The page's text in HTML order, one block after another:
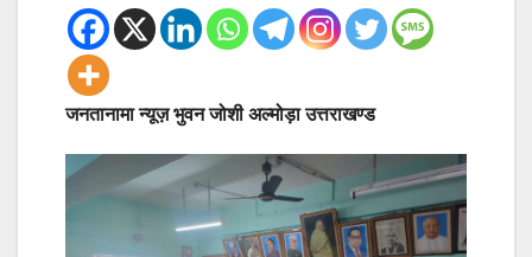
जनतानामा न्यूज़ भुवन जोशी अल्मोड़ा उत्तराखण्ड